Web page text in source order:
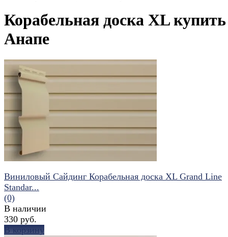
Корабельная доска XL
Анапе
Виниловый Сайдинг Корабельная доска XL Grand Line
Standar...
(0)
В наличии
330 руб.
В корзину